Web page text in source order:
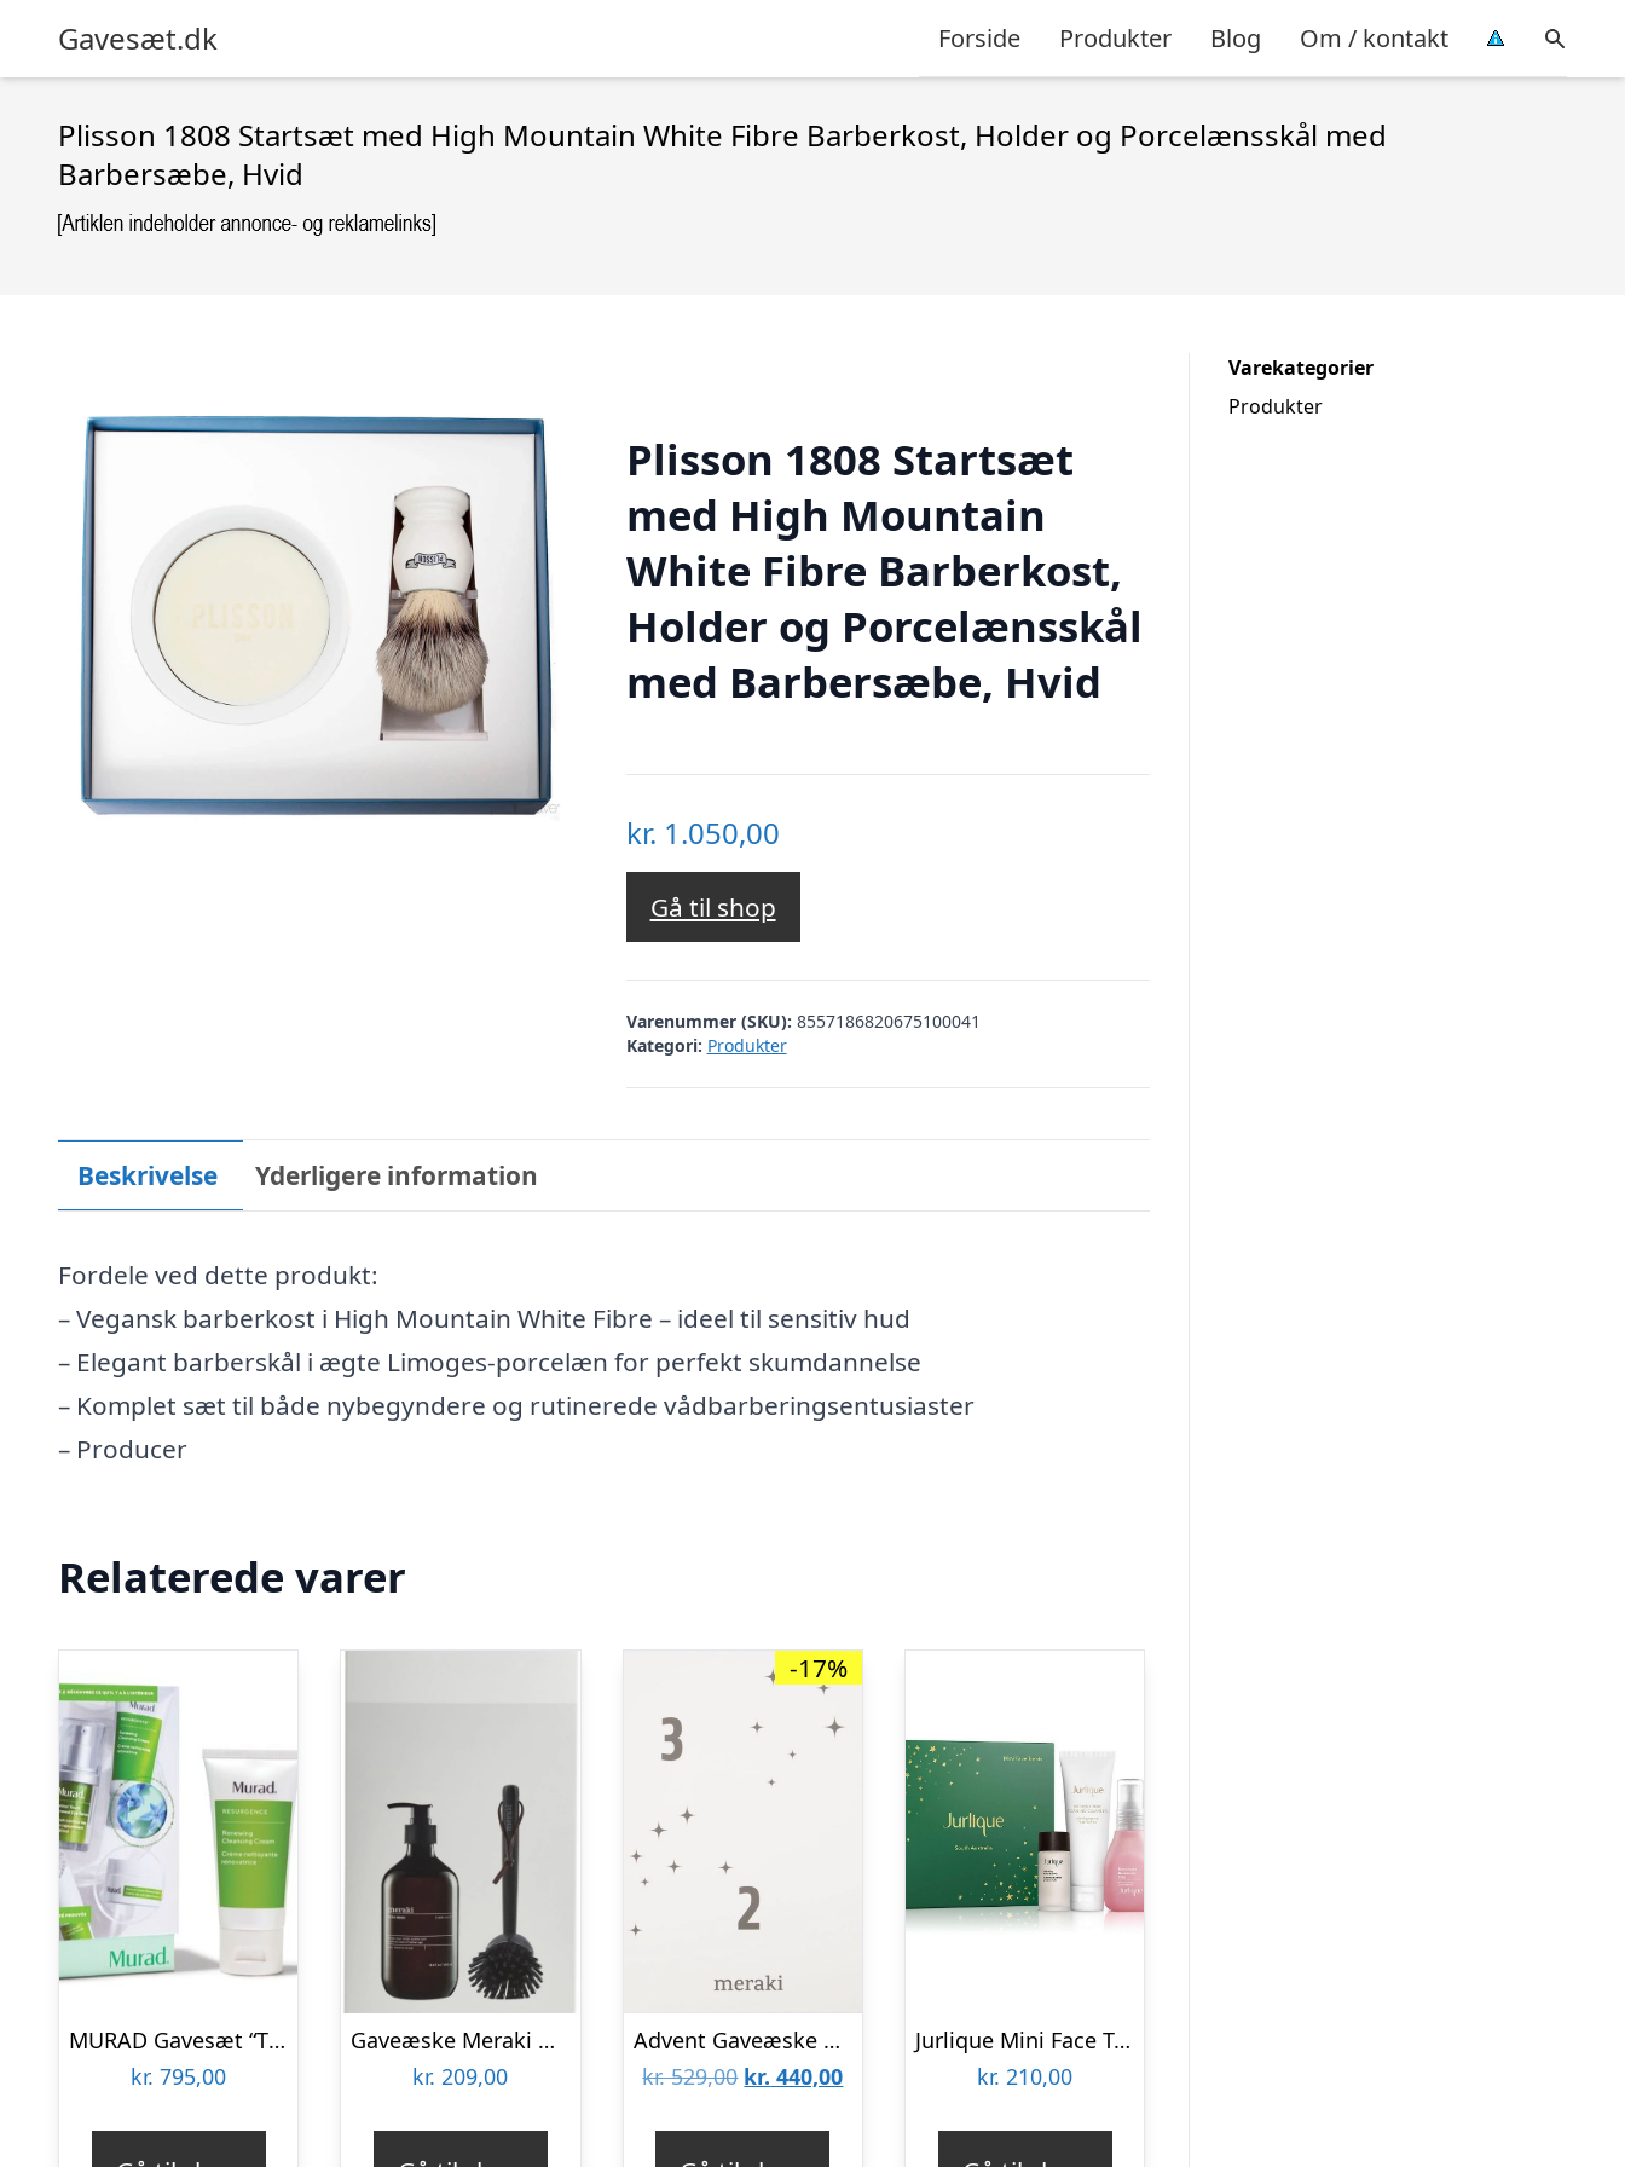
Gavesæt.dk Forside Produkter Blog Om / kontakt
Plisson 1808 Startsæt med High Mountain White Fibre Barberkost, Holder og Porcelænsskål med
Barbersæbe, Hvid
Plisson 1808 Startsæt
med High Mountain
White Fibre Barberkost,
Holder og Porcelænsskål
med Barbersæbe, Hvid
kr. 1.050,00
Gå til shop
Varenummer (SKU): 8557186820675100041
Kategori: Produkter
Beskrivelse Yderligere information
Fordele ved dette produkt:
– Vegansk barberkost i High Mountain White Fibre – ideel til sensitiv hud
– Elegant barberskål i ægte Limoges-porcelæn for perfekt skumdannelse
– Komplet sæt til både nybegyndere og rutinerede vådbarberingsentusiaster
– Producer
Relaterede varer
MURAD Gavesæt “The Retinol Renewers”
kr. 795,00
Gaveæske Meraki Herbal Nest – opvaskesæt med svanemærket opvaskemiddel & bambus opvaskebørste
kr. 209,00
-17%
Advent Gaveæske Meraki Advent-serie Hvid/Sort 31x43x8 cm
kr.529,00 Den
kr. 440,00Den
Jurlique Mini Face Treats Gavesæt
kr. 210,00
Varekategorier
Produkter